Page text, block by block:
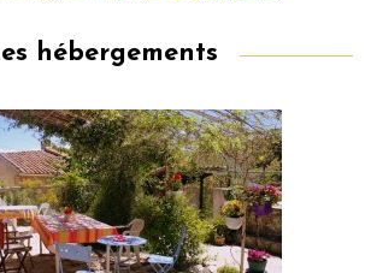
hébergements